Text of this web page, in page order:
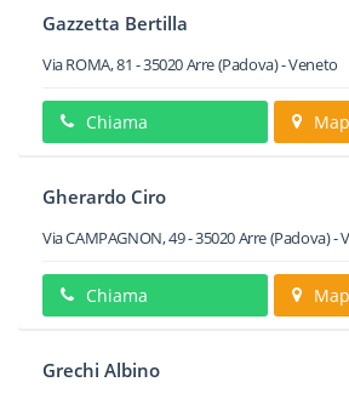
Gazzetta Bertilla
Via ROMA, 81 -35020Arre(Padova) -Veneto
Chiama
Gherardo Ciro
Via CAMPAGNON, 49-35020Arre(Padova) -
Chiama
Grechi Albino